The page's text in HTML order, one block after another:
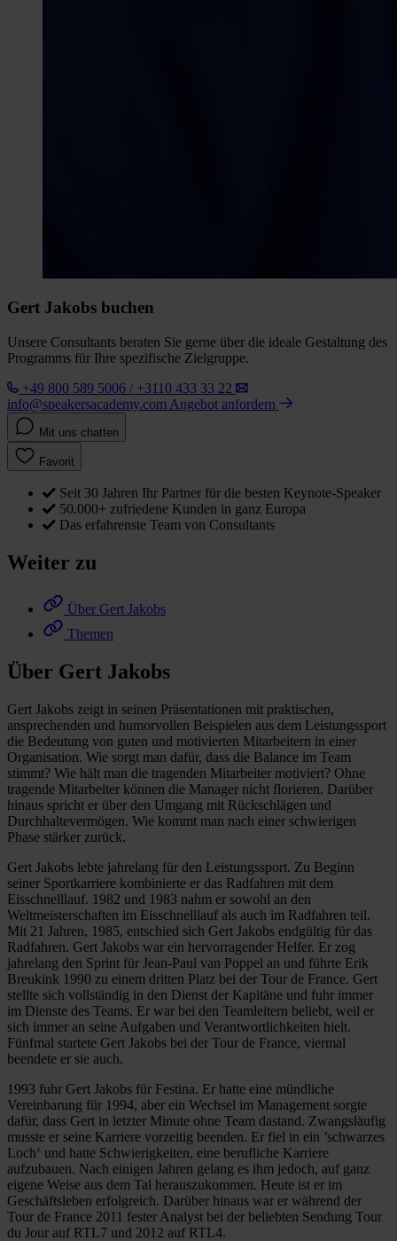
Gert Jakobs buchen
Unsere Consultants beraten Sie gerne über die ideale Gestaltung des
Programms für Ihre spezifische Zielgruppe.
+49 800 589 5006 / +3110 433 33 22
info@speakersacademy.com Angebot anfordern
Mit uns chatten
Favorit
Seit 30 Jahren Ihr Partner für die besten Keynote-Speaker
50.000+ zufriedene Kunden in ganz Europa
Das erfahrenste Team von Consultants
Weiter zu
Über Gert Jakobs
Themen
Über Gert Jakobs
Gert Jakobs zeigt in seinen Präsentationen mit praktischen,
ansprechenden und humorvollen Beispielen aus dem Leistungssport
die Bedeutung von guten und motivierten Mitarbeitern in einer
Organisation. Wie sorgt man dafür, dass die Balance im Team
stimmt? Wie hält man die tragenden Mitarbeiter motiviert? Ohne
tragende Mitarbeiter können die Manager nicht florieren. Darüber
hinaus spricht er über den Umgang mit Rückschlägen und
Durchhaltevermögen. Wie kommt man nach einer schwierigen
Phase stärker zurück.
Gert Jakobs lebte jahrelang für den Leistungssport. Zu Beginn
seiner Sportkarriere kombinierte er das Radfahren mit dem
Eisschnelllauf. 1982 und 1983 nahm er sowohl an den
Weltmeisterschaften im Eisschnelllauf als auch im Radfahren teil.
Mit 21 Jahren, 1985, entschied sich Gert Jakobs endgültig für das
Radfahren. Gert Jakobs war ein hervorragender Helfer. Er zog
jahrelang den Sprint für Jean-Paul van Poppel an und führte Erik
Breukink 1990 zu einem dritten Platz bei der Tour de France. Gert
stellte sich vollständig in den Dienst der Kapitäne und fuhr immer
im Dienste des Teams. Er war bei den Teamleitern beliebt, weil er
sich immer an seine Aufgaben und Verantwortlichkeiten hielt.
Fünfmal startete Gert Jakobs bei der Tour de France, viermal
beendete er sie auch.
1993 fuhr Gert Jakobs für Festina. Er hatte eine mündliche
Vereinbarung für 1994, aber ein Wechsel im Management sorgte
dafür, dass Gert in letzter Minute ohne Team dastand. Zwangsläufig
musste er seine Karriere vorzeitig beenden. Er fiel in ein ’schwarzes
Loch‘ und hatte Schwierigkeiten, eine berufliche Karriere
aufzubauen. Nach einigen Jahren gelang es ihm jedoch, auf ganz
eigene Weise aus dem Tal herauszukommen. Heute ist er im
Geschäftsleben erfolgreich. Darüber hinaus war er während der
Tour de France 2011 fester Analyst bei der beliebten Sendung Tour
du Jour auf RTL7 und 2012 auf RTL4.